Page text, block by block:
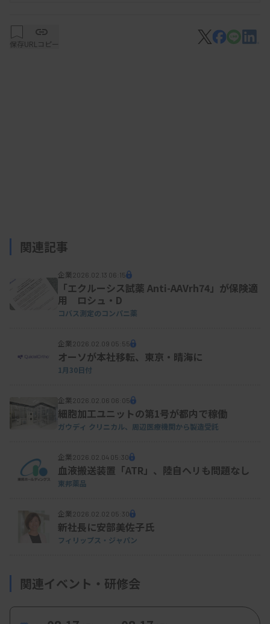
保存URLコピー
関連記事
企業2026.02.13 06:15
「エクルーシス試薬 Anti-AAVrh74」が保険適
用 ロシュ・D
コバス測定のコンパニ薬
企業2026.02.09 05:55
オーソが本社移転、東京・晴海に
1月30日付
企業2026.02.06 06:05
細胞加工ユニットの第1号が都内で稼働
ガウディ クリニカル、周辺医療機関から製造受託
企業2026.02.04 05:30
血液搬送装置「ATR」、陸自ヘリも問題なし
東邦薬品
企業2026.02.02 05:30
新社長に安部美佐子氏
フィリップス・ジャパン
関連イベント・研修会